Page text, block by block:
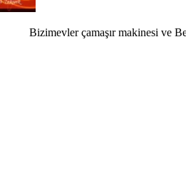
Bizimevler çamaşır makinesi ve